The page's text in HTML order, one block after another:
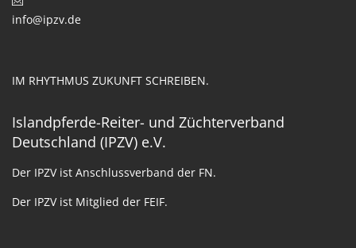
info@ipzv.de
IM RHYTHMUS ZUKUNFT SCHREIBEN.
Islandpferde-Reiter- und Züchterverband
Deutschland (IPZV) e.V.
Der IPZV ist Anschlussverband der FN.
Der IPZV ist Mitglied der FEIF.